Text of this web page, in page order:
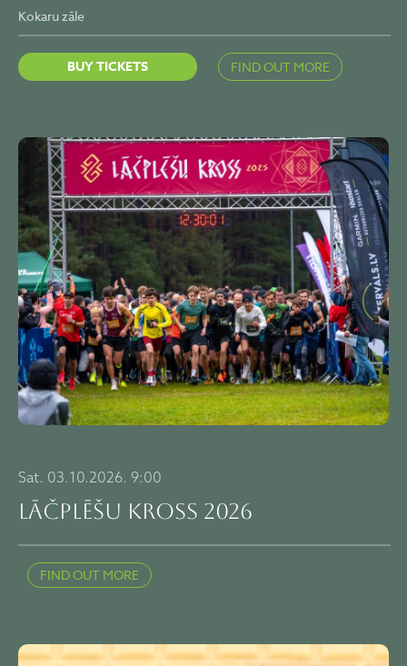
Kokaru zāle
BUY TICKETS FIND OUT MORE
Sat. 03.10.2026. 9:00
LĀČPLĒŠU KROSS 2026
FIND OUT MORE